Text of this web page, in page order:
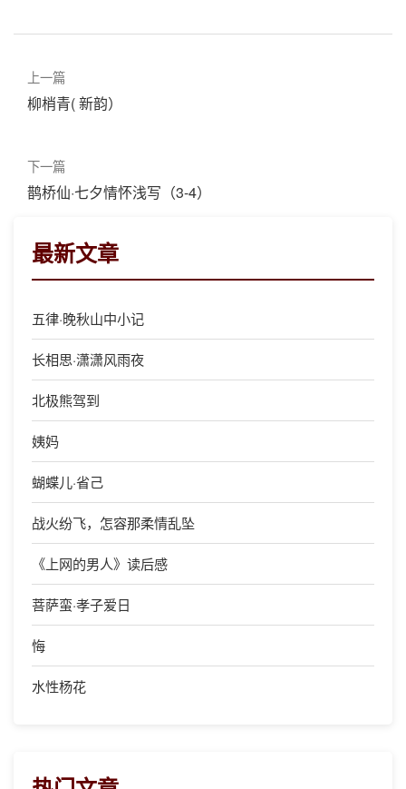
上一篇
柳梢青( 新韵）
下一篇
鹊桥仙·七夕情怀浅写（3-4）
最新文章
五律·晚秋山中小记
长相思·潇潇风雨夜
北极熊驾到
姨妈
蝴蝶儿·省己
战火纷飞，怎容那柔情乱坠
《上网的男人》读后感
菩萨蛮·孝子爱日
悔
水性杨花